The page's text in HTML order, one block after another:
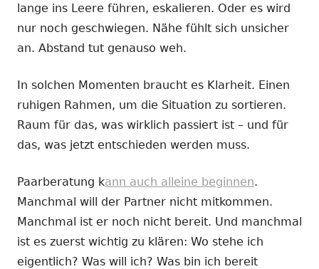
lange ins Leere führen, eskalieren. Oder es wird
nur noch geschwiegen. Nähe fühlt sich unsicher
an. Abstand tut genauso weh.
In solchen Momenten braucht es Klarheit. Einen
ruhigen Rahmen, um die Situation zu sortieren.
Raum für das, was wirklich passiert ist – und für
das, was jetzt entschieden werden muss.
Paarberatung kann auch alleine beginnen.
Manchmal will der Partner nicht mitkommen.
Manchmal ist er noch nicht bereit. Und manchmal
ist es zuerst wichtig zu klären: Wo stehe ich
eigentlich? Was will ich? Was bin ich bereit